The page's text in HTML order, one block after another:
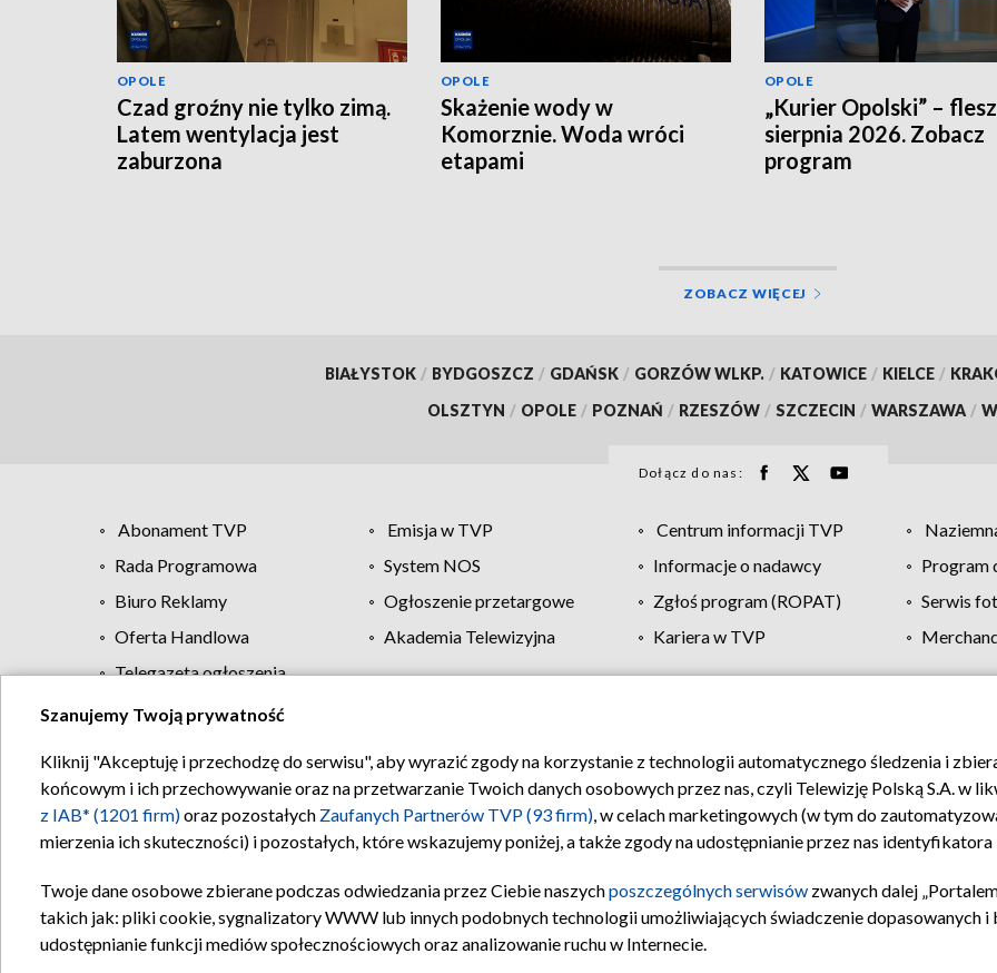
OPOLE
Czad groźny nie tylko zimą.
Latem wentylacja jest
zaburzona
OPOLE
Skażenie wody w
Komorznie. Woda wróci
etapami
OPOLE
„Kurier Opolski” –
sierpnia 2026. Zobacz
program
ZOBACZ WIĘCEJ
BIAŁYSTOK / BYDGOSZCZ / GDAŃSK / GORZÓW WLKP. / KATOWICE / KIELCE /
OLSZTYN / OPOLE / POZNAŃ / RZESZÓW / SZCZECIN / WARSZAWA /
Dołącz do nas:
Abonament TVP Emisja w TVP Centrum informacji TVP
Rada Programowa
System NOS Informacje o nadawcy
Program
Biuro Reklamy
Ogłoszenie przetargowe Zgłoś program (ROPAT)
Serwis
Oferta Handlowa
Akademia Telewizyjna Kariera w TVP
Telegazeta ogłoszenia
Regulamin TVP Polityka prywatności Moje zgody Pomoc Biuro
Szanujemy Twoją prywatność
Kliknij "Akceptuję i przechodzę do serwisu", aby wyrazić zgody na korzystanie z technologii automatycznego śledzenia i
końcowym i ich przechowywanie oraz na przetwarzanie Twoich danych osobowych przez nas, czyli Telewizję Polską S.A. w
z IAB* (1201 firm)oraz pozostałych Zaufanych Partnerów TVP (93 firm), w celach marketingowych (w tym do
mierzenia ich skuteczności) i pozostałych, które wskazujemy poniżej, a także zgody na udostępnianie przez nas
Twoje dane osobowe zbierane podczas odwiedzania przez Ciebie naszychposzczególnych serwisów zwanych dalej
takich jak: pliki cookie, sygnalizatory WWW lub innych podobnych technologii umożliwiających świadczenie dopasowanych i
udostępnianie funkcji mediów społecznościowych oraz analizowanie ruchu w Internecie.